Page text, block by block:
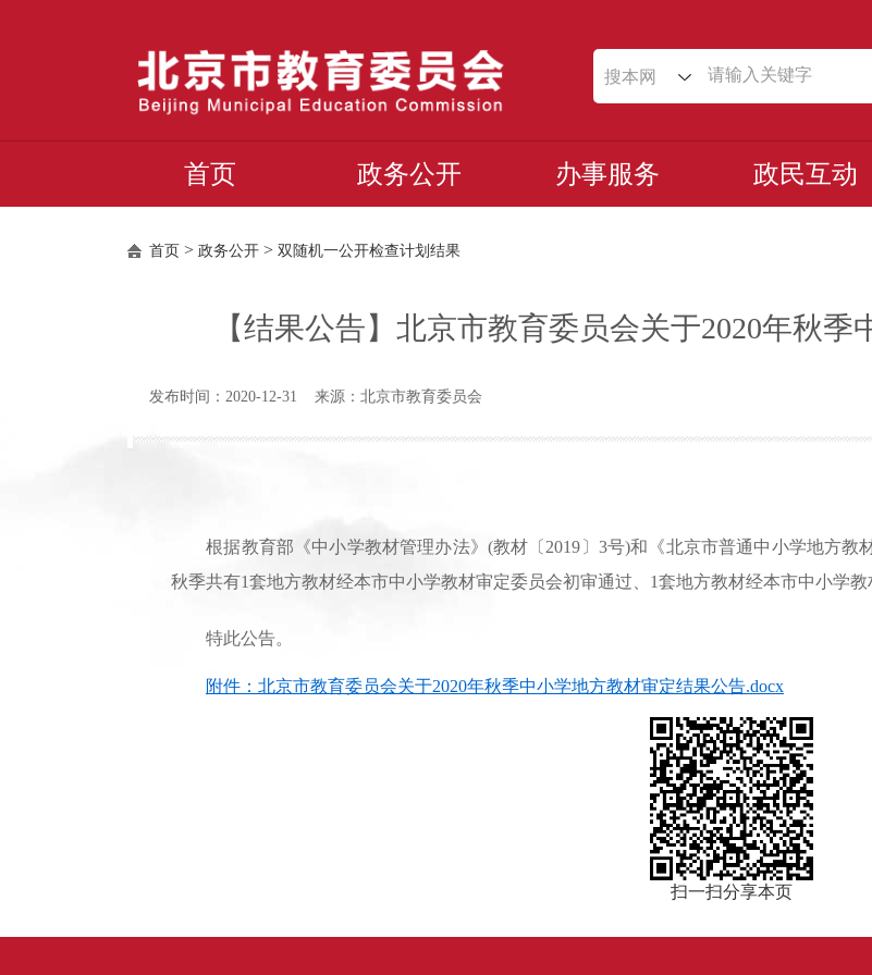
搜本网
首页 政务公开 办事服务 政民互动
首页 > 政务公开 > 双随机一公开检查计划结果
【结果公告】北京市教育委员会关于2020年秋
发布时间：2020-12-31 来源：北京市教育委员会
根据教育部《中小学教材管理办法》(教材〔2019〕3号)和《北京市普通中小学地方教
秋季共有1套地方教材经本市中小学教材审定委员会初审通过、1套地方教材经本市中小学
特此公告。
附件：北京市教育委员会关于2020年秋季中小学地方教材审定结果公告.docx
扫一扫分享本页